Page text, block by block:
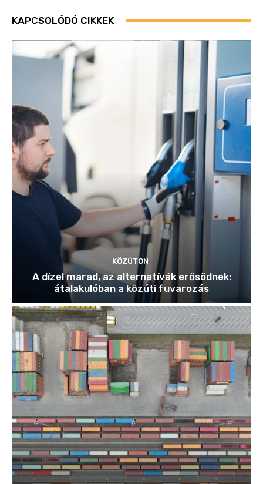
KAPCSOLÓDÓ CIKKEK
KÖZÚTON
A dízel marad, az alternatívák erősödnek:
átalakulóban a közúti fuvarozás